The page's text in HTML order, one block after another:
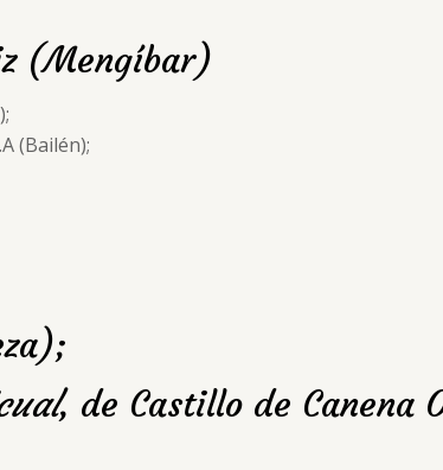
(Mengíbar)
(Bailén);
, de Castillo de Canena